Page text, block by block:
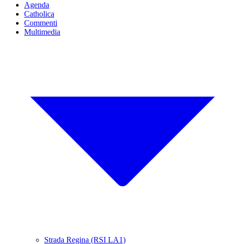
Agenda
Catholica
Commenti
Multimedia
Strada Regina (RSI LA1)